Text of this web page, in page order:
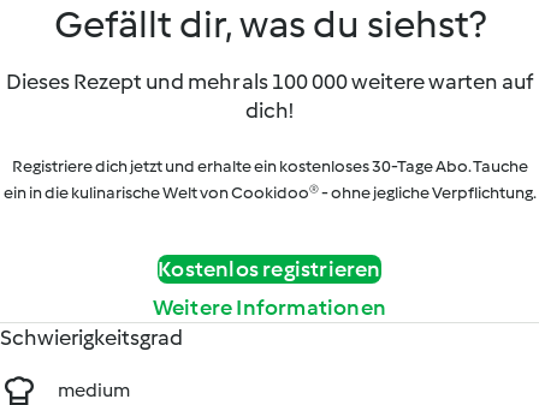
Gefällt dir, was du siehst?
Dieses Rezept und mehr als 100 000 weitere warten auf
dich!
Registriere dich jetzt und erhalte ein kostenloses 30-Tage Abo. Tauche
ein in die kulinarische Welt von Cookidoo® - ohne jegliche Verpflichtung.
Kostenlos registrieren
Weitere Informationen
Schwierigkeitsgrad
medium